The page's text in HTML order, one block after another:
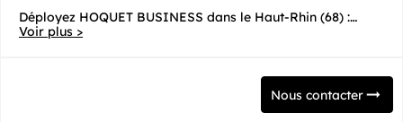
Déployez HOQUET BUSINESS dans le Haut-Rhin (68) :
Voir plus >
Nous contacter